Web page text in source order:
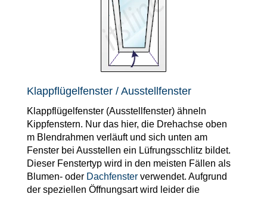
Klappflügelfenster / Ausstellfenster
Klappflügelfenster (Ausstellfenster) ähneln
Kippfenstern. Nur das hier, die Drehachse oben
m Blendrahmen verläuft und sich unten am
Fenster bei Ausstellen ein Lüfrungsschlitz bildet.
Dieser Fenstertyp wird in den meisten Fällen als
Blumen- oder Dachfenster verwendet. Aufgrund
der speziellen Öffnungsart wird leider die